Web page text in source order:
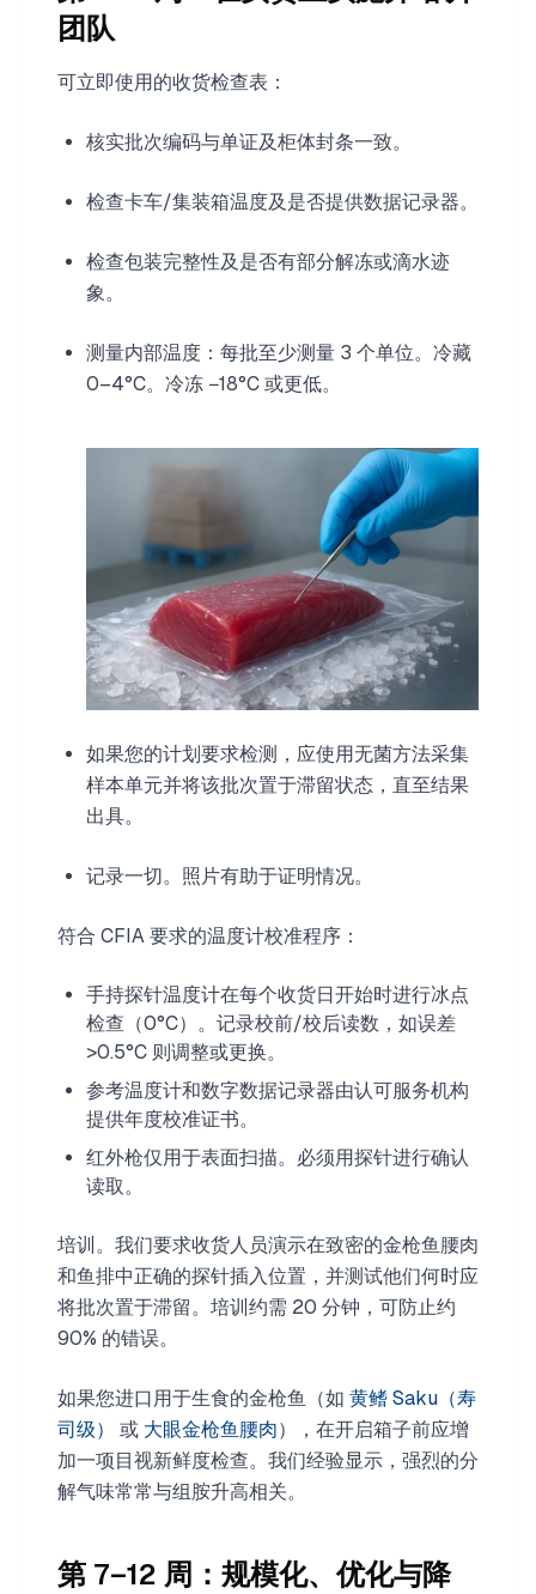
团队
可立即使用的收货检查表：
核实批次编码与单证及柜体封条一致。
检查卡车/集装箱温度及是否提供数据记录器。
检查包装完整性及是否有部分解冻或滴水迹
象。
测量内部温度：每批至少测量 3 个单位。冷藏
0–4°C。冷冻 −18°C 或更低。
如果您的计划要求检测，应使用无菌方法采集
样本单元并将该批次置于滞留状态，直至结果
出具。
记录一切。照片有助于证明情况。
符合 CFIA 要求的温度计校准程序：
手持探针温度计在每个收货日开始时进行冰点
检查（0°C）。记录校前/校后读数，如误差
>0.5°C 则调整或更换。
参考温度计和数字数据记录器由认可服务机构
提供年度校准证书。
红外枪仅用于表面扫描。必须用探针进行确认
读取。
培训。我们要求收货人员演示在致密的金枪鱼腰肉
和鱼排中正确的探针插入位置，并测试他们何时应
将批次置于滞留。培训约需 20 分钟，可防止约
90% 的错误。
如果您进口用于生食的金枪鱼（如 黄鳍 Saku（寿
司级）
或 大眼金枪鱼腰肉），在开启箱子前应增
加一项目视新鲜度检查。我们经验显示，强烈的分
解气味常常与组胺升高相关。
第 7–12 周：规模化、优化与降